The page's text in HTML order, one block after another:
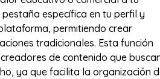
específica en tu perfil y
permitiendo crear
tradicionales. Esta función
de contenido que
ya que facilita la organización